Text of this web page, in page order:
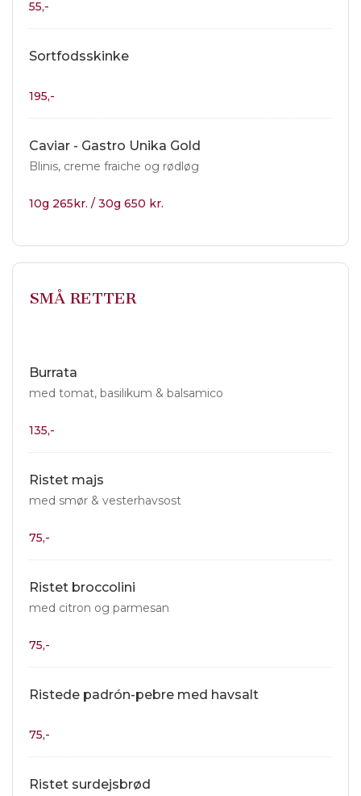
55,-
Sortfodsskinke
195,-
Caviar - Gastro Unika Gold
Blinis, creme fraiche og rødløg
10g 265kr. / 30g 650 kr.
SMÅ RETTER
Burrata
med tomat, basilikum & balsamico
135,-
Ristet majs
med smør & vesterhavsost
75,-
Ristet broccolini
med citron og parmesan
75,-
Ristede padrón-pebre med havsalt
75,-
Ristet surdejsbrød